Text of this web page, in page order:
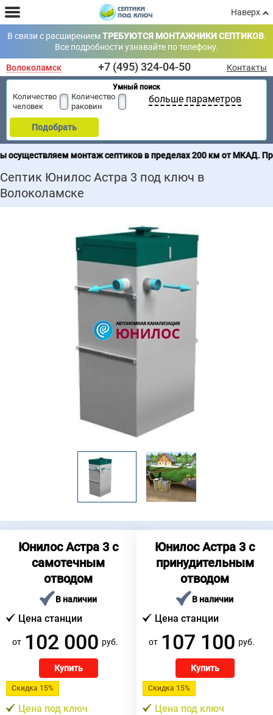
Наверх
В связи с расширениемТРЕБУЮТСЯ МОНТАЖНИКИ СЕПТИКОВ.
Все подробности узнавайте по телефону.
Волоколамск +7 (495) 324-04-50 Контакты
Умный поиск
Количество
человек
Количество
раковин
больше параметров
Подобрать
монтаж септиков в пределах 200 км от МКАД. Продажа
Септик Юнилос Астра 3 под ключ в
Волоколамске
Юнилос Астра 3 с
самотечным
отводом
В наличии
Цена станции
от 102 000 руб.
Купить
Скидка 15%
Цена под ключ
Юнилос Астра 3 с
принудительным
отводом
В наличии
Цена станции
от 107 100 руб.
Купить
Скидка 15%
Цена под ключ